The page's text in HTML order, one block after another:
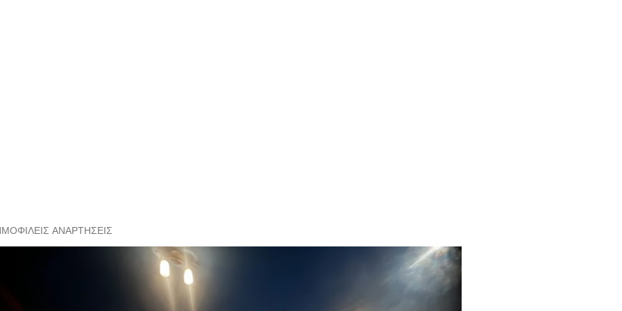
ΑΝΑΡΤΉΣΕΙΣ